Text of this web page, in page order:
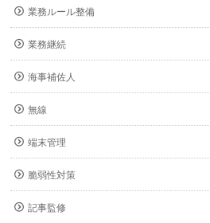
業務ルール整備
業務継続
海事補佐人
無線
端末管理
脆弱性対策
記事監修